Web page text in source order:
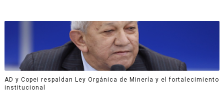
AD y Copei respaldan Ley Orgánica de Minería y el fortalecimiento
institucional